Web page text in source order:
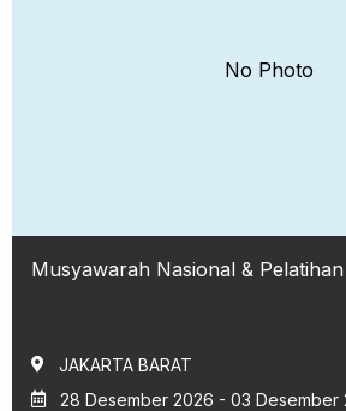
No Photo
Musyawarah Nasional &
JAKARTA BARAT
28 Desember 2026 - 03 Desember